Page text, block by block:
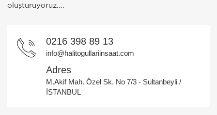
oluşturuyoruz....
0216 398 89 13
info@halitogullariinsaat.com
Adres
M.Akif Mah. Özel Sk. No 7/3 - Sultanbeyli /
İSTANBUL